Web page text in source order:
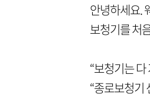
안녕하세요.
보청기를 처
“보청기는
“종로보청기